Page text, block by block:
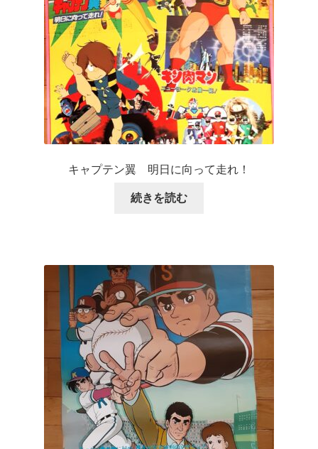
キャプテン翼 明日に向って走れ！
続きを読む